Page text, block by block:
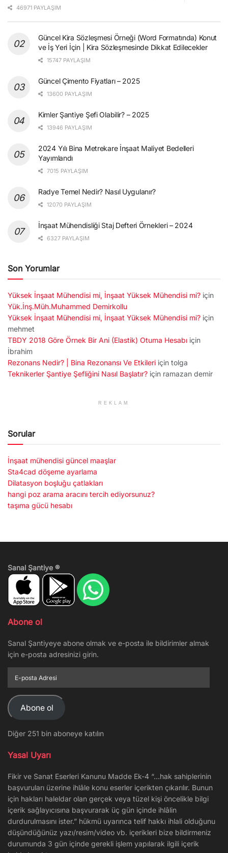
46971 PAYLAŞIM
Güncel Kira Sözleşmesi Örneği (Word Formatında) Konut
ve İş Yeri İçin | Kira Sözleşmesinde Dikkat Edilecekler
15747 PAYLAŞIM
Güncel Çimento Fiyatları – 2025
13600 PAYLAŞIM
Kimler Şantiye Şefi Olabilir? – 2025
13946 PAYLAŞIM
2024 Yılı Bina Metrekare İnşaat Maliyet Bedelleri
Yayımlandı
7015 PAYLAŞIM
Radye Temel Nedir? Nasıl Uygulanır?
12070 PAYLAŞIM
İnşaat Mühendisliği Staj Defteri Örnekleri – 2024
6327 PAYLAŞIM
Son Yorumlar
Yüksek İnşaat Mühendisi mi, İnşaat Yüksek Mühendisi mi? için
Yük.İnş.Müh.Muhammed Demirkollu
Yüksek İnşaat Mühendisi mi, İnşaat Yüksek Mühendisi mi? için
mehmet
TBDY 2018 Göre Örnek Bir Ani (Elastik) Otuma Hesabı için
İbrahim
Rezonans Nedir? | Bina Rezonansı Ve Etkileri için tolga
Teknikerler Şantiye Şefliğini Nasıl Başlatır? için ramazan demir
REKLAM
Sorular
İnşaat mühendisi güncel maaşlar
Sta4cad döşeme ayarlama
Dilatasyon boşluğu çatlakları
hangi poz arama aracını tercih ediyorsunuz?
taşıma gücü hesabı
Sanal Şantiye ®
Abone ol
Sanal Şantiyeye abone olmak ve e-posta ile bildirimler almak
için e-posta adresinizi girin.
posta
Adresi
Abone ol
Diğer 251 bin aboneye katılın
Yasal Uyarı
Fikir ve Sanat Eserleri Kanunu Madde Ek-4 “…hak sahiplerinin
başvuruları üzerine ihlâle konu eserler içerikten çıkarılır. Bunun
için hakları haleldar olan gerçek veya tüzel kişi öncelikle bilgi
içerik sağlayıcısına başvurarak üç gün içinde ihlâlin
durdurulmasını ister.” hükmü uyarınca telif hakkı ihlali olduğunu
düşündüğünüz yazı/resim/video vb. içerikleri bize bildirmeniz
durumunda 3 gün içinde gerekli işlem yapılarak ilgili içerik